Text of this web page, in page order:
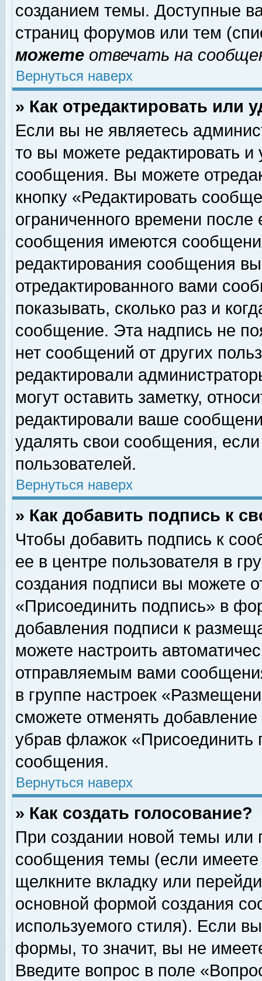
созданием темы. Доступные
страниц форумов или тем
можете отвечать на
Вернуться наверх
» Как отредактировать или
Если вы не являетесь
то вы можете редактировать и
сообщения. Вы можете
кнопку «Редактировать
ограниченного времени
сообщения имеются
редактирования сообщения
отредактированного вами
показывать, сколько раз и
сообщение. Эта надпись не
нет сообщений от других
редактировали
могут оставить заметку,
редактировали ваше
удалять свои сообщения,
пользователей.
Вернуться наверх
» Как добавить подпись к
Чтобы добавить подпись к
ее в центре пользователя в
создания подписи вы можете
«Присоединить подпись» в
добавления подписи к
можете настроить
отправляемым вами
в группе настроек
сможете отменять
убрав флажок «Присоединить
сообщения.
Вернуться наверх
» Как создать голосование?
При создании новой темы или
сообщения темы (если
щелкните вкладку или
основной формой создания
используемого стиля). Если
формы, то значит, вы не
Введите вопрос в поле